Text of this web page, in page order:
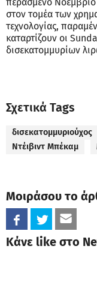
στον τομέα των
τεχνολογίας,
καταρτίζουν οι
δισεκατομμυρίων
Σχετικά Tags
δισεκατομμυριούχος
Ντέιβιντ Μπέκαμ
Μοιράσου το
Κάνε like στο